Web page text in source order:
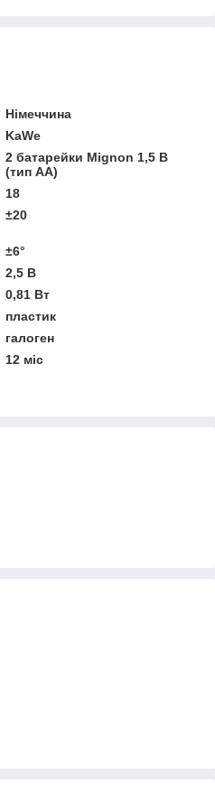
Німеччина
KaWe
2 батарейки Mignon 1,5 В
(тип AA)
18
±20
±6°
2,5 В
0,81 Вт
пластик
галоген
12 міс